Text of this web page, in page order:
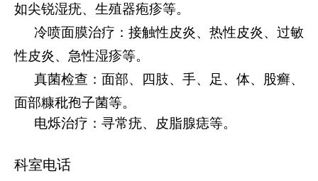
如尖锐湿疣、生殖器疱疹等。
冷喷面膜治疗：接触性皮炎、热性皮炎、过敏
性皮炎、急性湿疹等。
真菌检查：面部、四肢、手、足、体、股癣、
面部糠秕孢子菌等。
电烁治疗：寻常疣、皮脂腺痣等。
科室电话